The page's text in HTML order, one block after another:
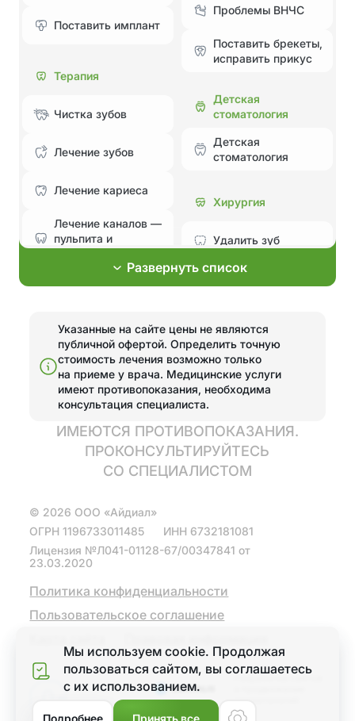
Поставить имплант
Терапия
Чистка зубов
Лечение зубов
Лечение кариеса
Лечение каналов —
пульпита и
Лечение
пародонтита
Эстетические
реставрации
Отбелить зубы
Протезирование
имплантация зубов
на 4 имплантах
Поставить коронку
Металлокерамические
коронки
диоксида циркония
лаборатория
Проблемы ВНЧС
Поставить брекеты,
исправить прикус
Детская
стоматология
Детская
стоматология
Хирургия
Удалить зуб
Эстетическая
Установка
элайнеров
Поставить брекеты,
исправить прикус
Эстетические
реставрации
Диагностика
с помощью ИИ
Развернуть список
Указанные на сайте цены не являются
публичной офертой. Определить точную
стоимость лечения возможно только
на приеме у врача. Медицинские услуги
имеют противопоказания, необходима
консультация специалиста.
ИМЕЮТСЯ ПРОТИВОПОКАЗАНИЯ.
ПРОКОНСУЛЬТИРУЙТЕСЬ
СО СПЕЦИАЛИСТОМ
© 2026 ООО «Айдиал»
ОГРН1196733011485 ИНН 6732181081
Лицензия №Л041-01128-67/00347841 от
23.03.2020
Политика конфиденциальности
Пользовательское соглашение
Разработка сайтов
Мы используем cookie. Продолжая
пользоваться сайтом, вы соглашаетеcь
с их использованием.
Подробнее Принять все